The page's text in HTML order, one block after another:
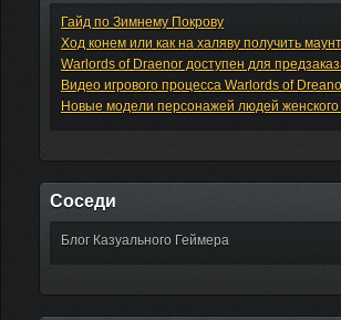
Гайд по Зимнему Покрову
Ход конем или как на халяву получить
Warlords of Draenor доступен для
Видео игрового процесса Warlords of
Новые модели персонажей людей
Соседи
Блог Казуального Геймера